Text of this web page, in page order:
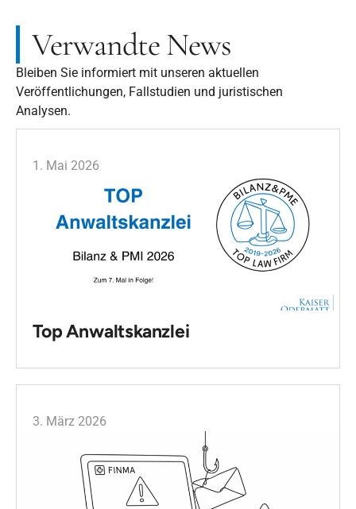
Verwandte News
Bleiben Sie informiert mit unseren aktuellen
Veröffentlichungen, Fallstudien und juristischen
Analysen.
1. Mai 2026
Top Anwaltskanzlei
3. März 2026